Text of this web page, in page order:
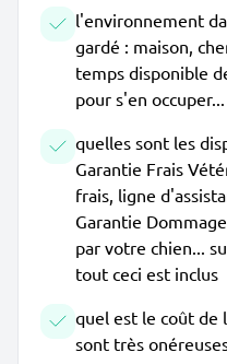
l'environnement
gardé : maison,
temps disponible
pour s'en occuper...
quelles sont les
Garantie Frais
frais, ligne
Garantie
par votre chien...
tout ceci est inclus
quel est le coût de
sont très